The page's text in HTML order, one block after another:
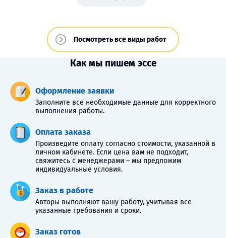
Посмотреть все виды работ
Как мы пишем эссе
Оформление заявки
Заполните все необходимые данные для корректного
выполнения работы.
Оплата заказа
Произведите оплату согласно стоимости, указанной в
личном кабинете. Если цена вам не подходит,
свяжитесь с менеджерами – мы предложим
индивидуальные условия.
Заказ в работе
Авторы выполняют вашу работу, учитывая все
указанные требования и сроки.
Заказ готов